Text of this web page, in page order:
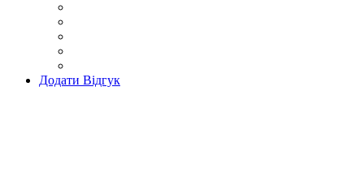
Додати Відгук